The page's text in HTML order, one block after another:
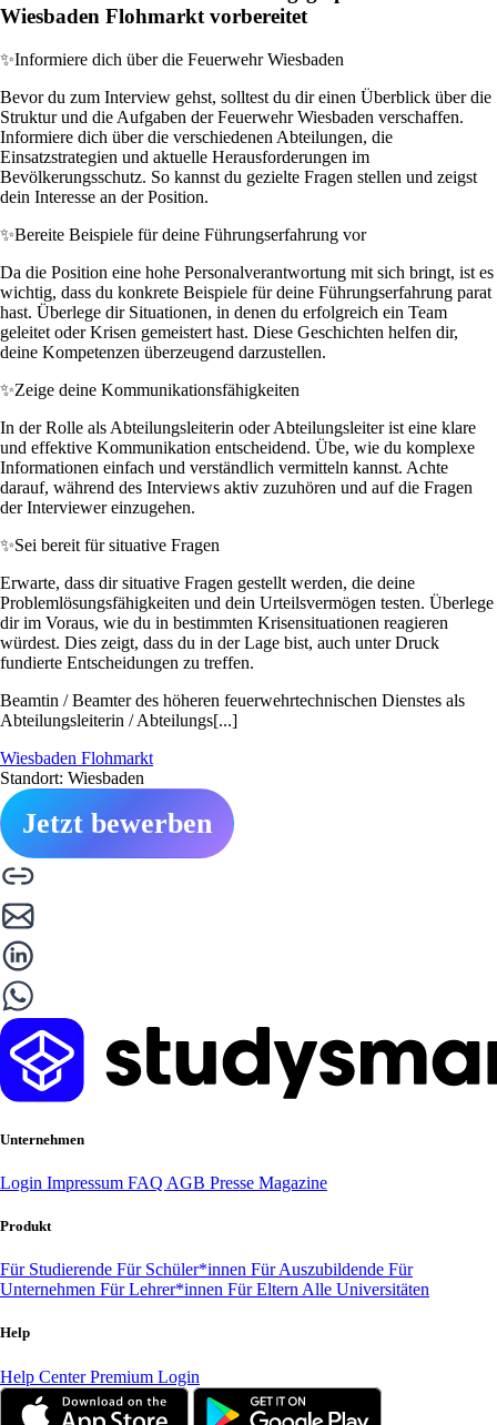
Wiesbaden Flohmarkt vorbereitet
✨Informiere dich über die Feuerwehr Wiesbaden
Bevor du zum Interview gehst, solltest du dir einen Überblick über die
Struktur und die Aufgaben der Feuerwehr Wiesbaden verschaffen.
Informiere dich über die verschiedenen Abteilungen, die
Einsatzstrategien und aktuelle Herausforderungen im
Bevölkerungsschutz. So kannst du gezielte Fragen stellen und zeigst
dein Interesse an der Position.
✨Bereite Beispiele für deine Führungserfahrung vor
Da die Position eine hohe Personalverantwortung mit sich bringt, ist es
wichtig, dass du konkrete Beispiele für deine Führungserfahrung parat
hast. Überlege dir Situationen, in denen du erfolgreich ein Team
geleitet oder Krisen gemeistert hast. Diese Geschichten helfen dir,
deine Kompetenzen überzeugend darzustellen.
✨Zeige deine Kommunikationsfähigkeiten
In der Rolle als Abteilungsleiterin oder Abteilungsleiter ist eine klare
und effektive Kommunikation entscheidend. Übe, wie du komplexe
Informationen einfach und verständlich vermitteln kannst. Achte
darauf, während des Interviews aktiv zuzuhören und auf die Fragen
der Interviewer einzugehen.
✨Sei bereit für situative Fragen
Erwarte, dass dir situative Fragen gestellt werden, die deine
Problemlösungsfähigkeiten und dein Urteilsvermögen testen. Überlege
dir im Voraus, wie du in bestimmten Krisensituationen reagieren
würdest. Dies zeigt, dass du in der Lage bist, auch unter Druck
fundierte Entscheidungen zu treffen.
Beamtin / Beamter des höheren feuerwehrtechnischen Dienstes als
Abteilungsleiterin / Abteilungs[...]
Wiesbaden Flohmarkt
Standort: Wiesbaden
Jetzt bewerben
Unternehmen
Login Impressum FAQ AGB Presse Magazine
Produkt
Für Studierende Für Schüler*innen Für Auszubildende Für
Unternehmen Für Lehrer*innen Für Eltern Alle Universitäten
Help
Help CenterPremium Login